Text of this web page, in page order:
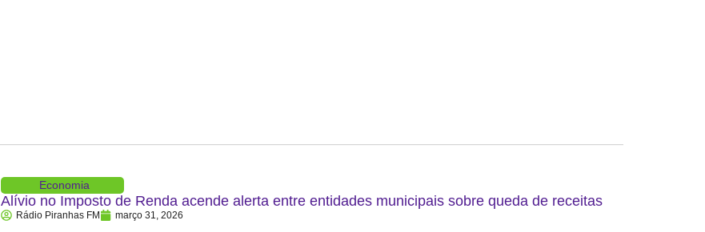
Economia
Alívio no Imposto de Renda acende alerta entre entidades municipais sobre queda de receitas
Rádio Piranhas FM março 31, 2026